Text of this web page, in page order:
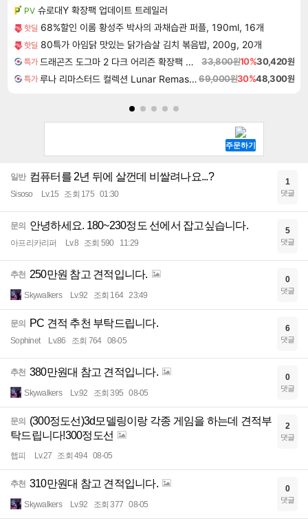
PV 슈로대Y 확장팩 업데이트 트레일러
핫딜 68%할인 이롬 황성주 박사의 과채습관 퍼플, 190ml, 16개
핫딜 80특가 아임닭 맛있는 닭가슴살 김치 볶음밥, 200g, 20개
특가 드래곤즈 도그마 2 다크 어리즌 확장팩 예약구매 Dragon's Dogma 2 Dark Arisen Expansion DLC 33,800원10%30,420원
특가 루나 리마스터드 컬렉션 Lunar Remastered Collection69,000원30%48,300원
일반 컴퓨터를 2년 뒤에 살껀데 비쌀려나요...?
Sisoso Lv.15 조회 175 01:30
1
댓글
문의 안녕하세요. 180~230정도 선에서 잡고싶습니다.
아프리카리퍼 Lv.8 조회 590 11:29
5
댓글
추천 250만원 참고 견적입니다.
Skywalkers Lv.92 조회 164 23:49
0
댓글
문의 PC 견적 추천 부탁드립니다.
Sophinet Lv.86 조회 764 08-05
6
댓글
추천 380만원대 참고 견적입니다.
Skywalkers Lv.92 조회 395 08-05
0
댓글
문의
(300정도선)3d모델링이랑 각종 게임을 하는데 견적부
탁드립니다!300정도선
햅피 Lv.27 조회 494 08-05
2
댓글
추천 310만원대 참고 견적입니다.
Skywalkers Lv.92 조회 377 08-05
0
댓글